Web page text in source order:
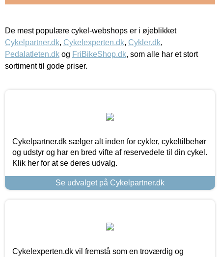
De mest populære cykel-webshops er i øjeblikket
Cykelpartner.dk, Cykelexperten.dk, Cykler.dk,
Pedalatleten.dk og FriBikeShop.dk, som alle har et stort
sortiment til gode priser.
Cykelpartner.dk sælger alt inden for cykler, cykeltilbehør
og udstyr og har en bred vifte af reservedele til din cykel.
Klik her for at se deres udvalg.
Se udvalget på Cykelpartner.dk
Cykelexperten.dk vil fremstå som en troværdig og